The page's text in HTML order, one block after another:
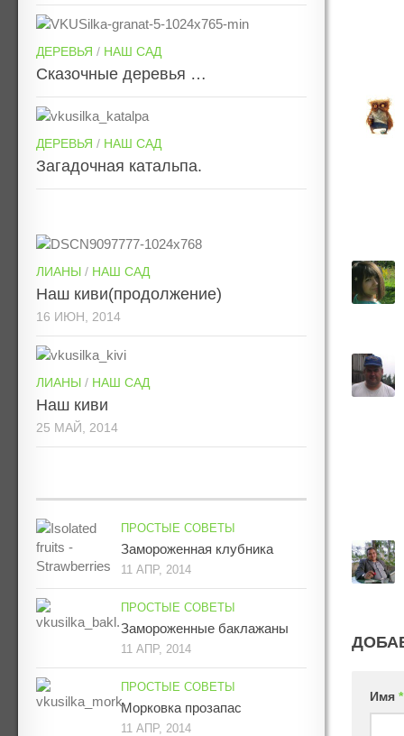
Имя *
ДЕРЕВЬЯ / НАШ САД
Сказочные деревья …
ДЕРЕВЬЯ / НАШ САД
Загадочная катальпа.
ЛИАНЫ / НАШ САД
Наш киви(продолжение)
16 ИЮН, 2014
ЛИАНЫ / НАШ САД
Наш киви
25 МАЙ, 2014
ПРОСТЫЕ СОВЕТЫ
Замороженная клубника
11 АПР, 2014
ПРОСТЫЕ СОВЕТЫ
Замороженные баклажаны
11 АПР, 2014
ПРОСТЫЕ СОВЕТЫ
Морковка прозапас
11 АПР, 2014